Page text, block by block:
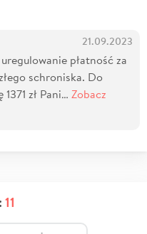
21.09.2023
płatność za
schroniska. Do
zł Pani… Zobacz
11